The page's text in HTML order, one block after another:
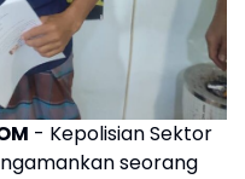
- Kepolisian Sektor
seorang